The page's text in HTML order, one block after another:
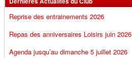
Reprise des entrainements 2026
Repas des anniversaires Loisirs juin 2026
Agenda jusqu’au dimanche 5 juillet 2026